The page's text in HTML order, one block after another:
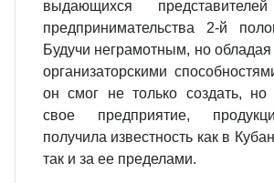
выдающихся
предпринимательства 2-й
Будучи неграмотным, но
организаторскими
он смог не только создать,
свое предприятие,
получила известность как в
так и за ее пределами.